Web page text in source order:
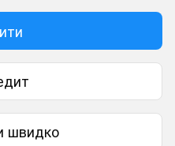
швидко